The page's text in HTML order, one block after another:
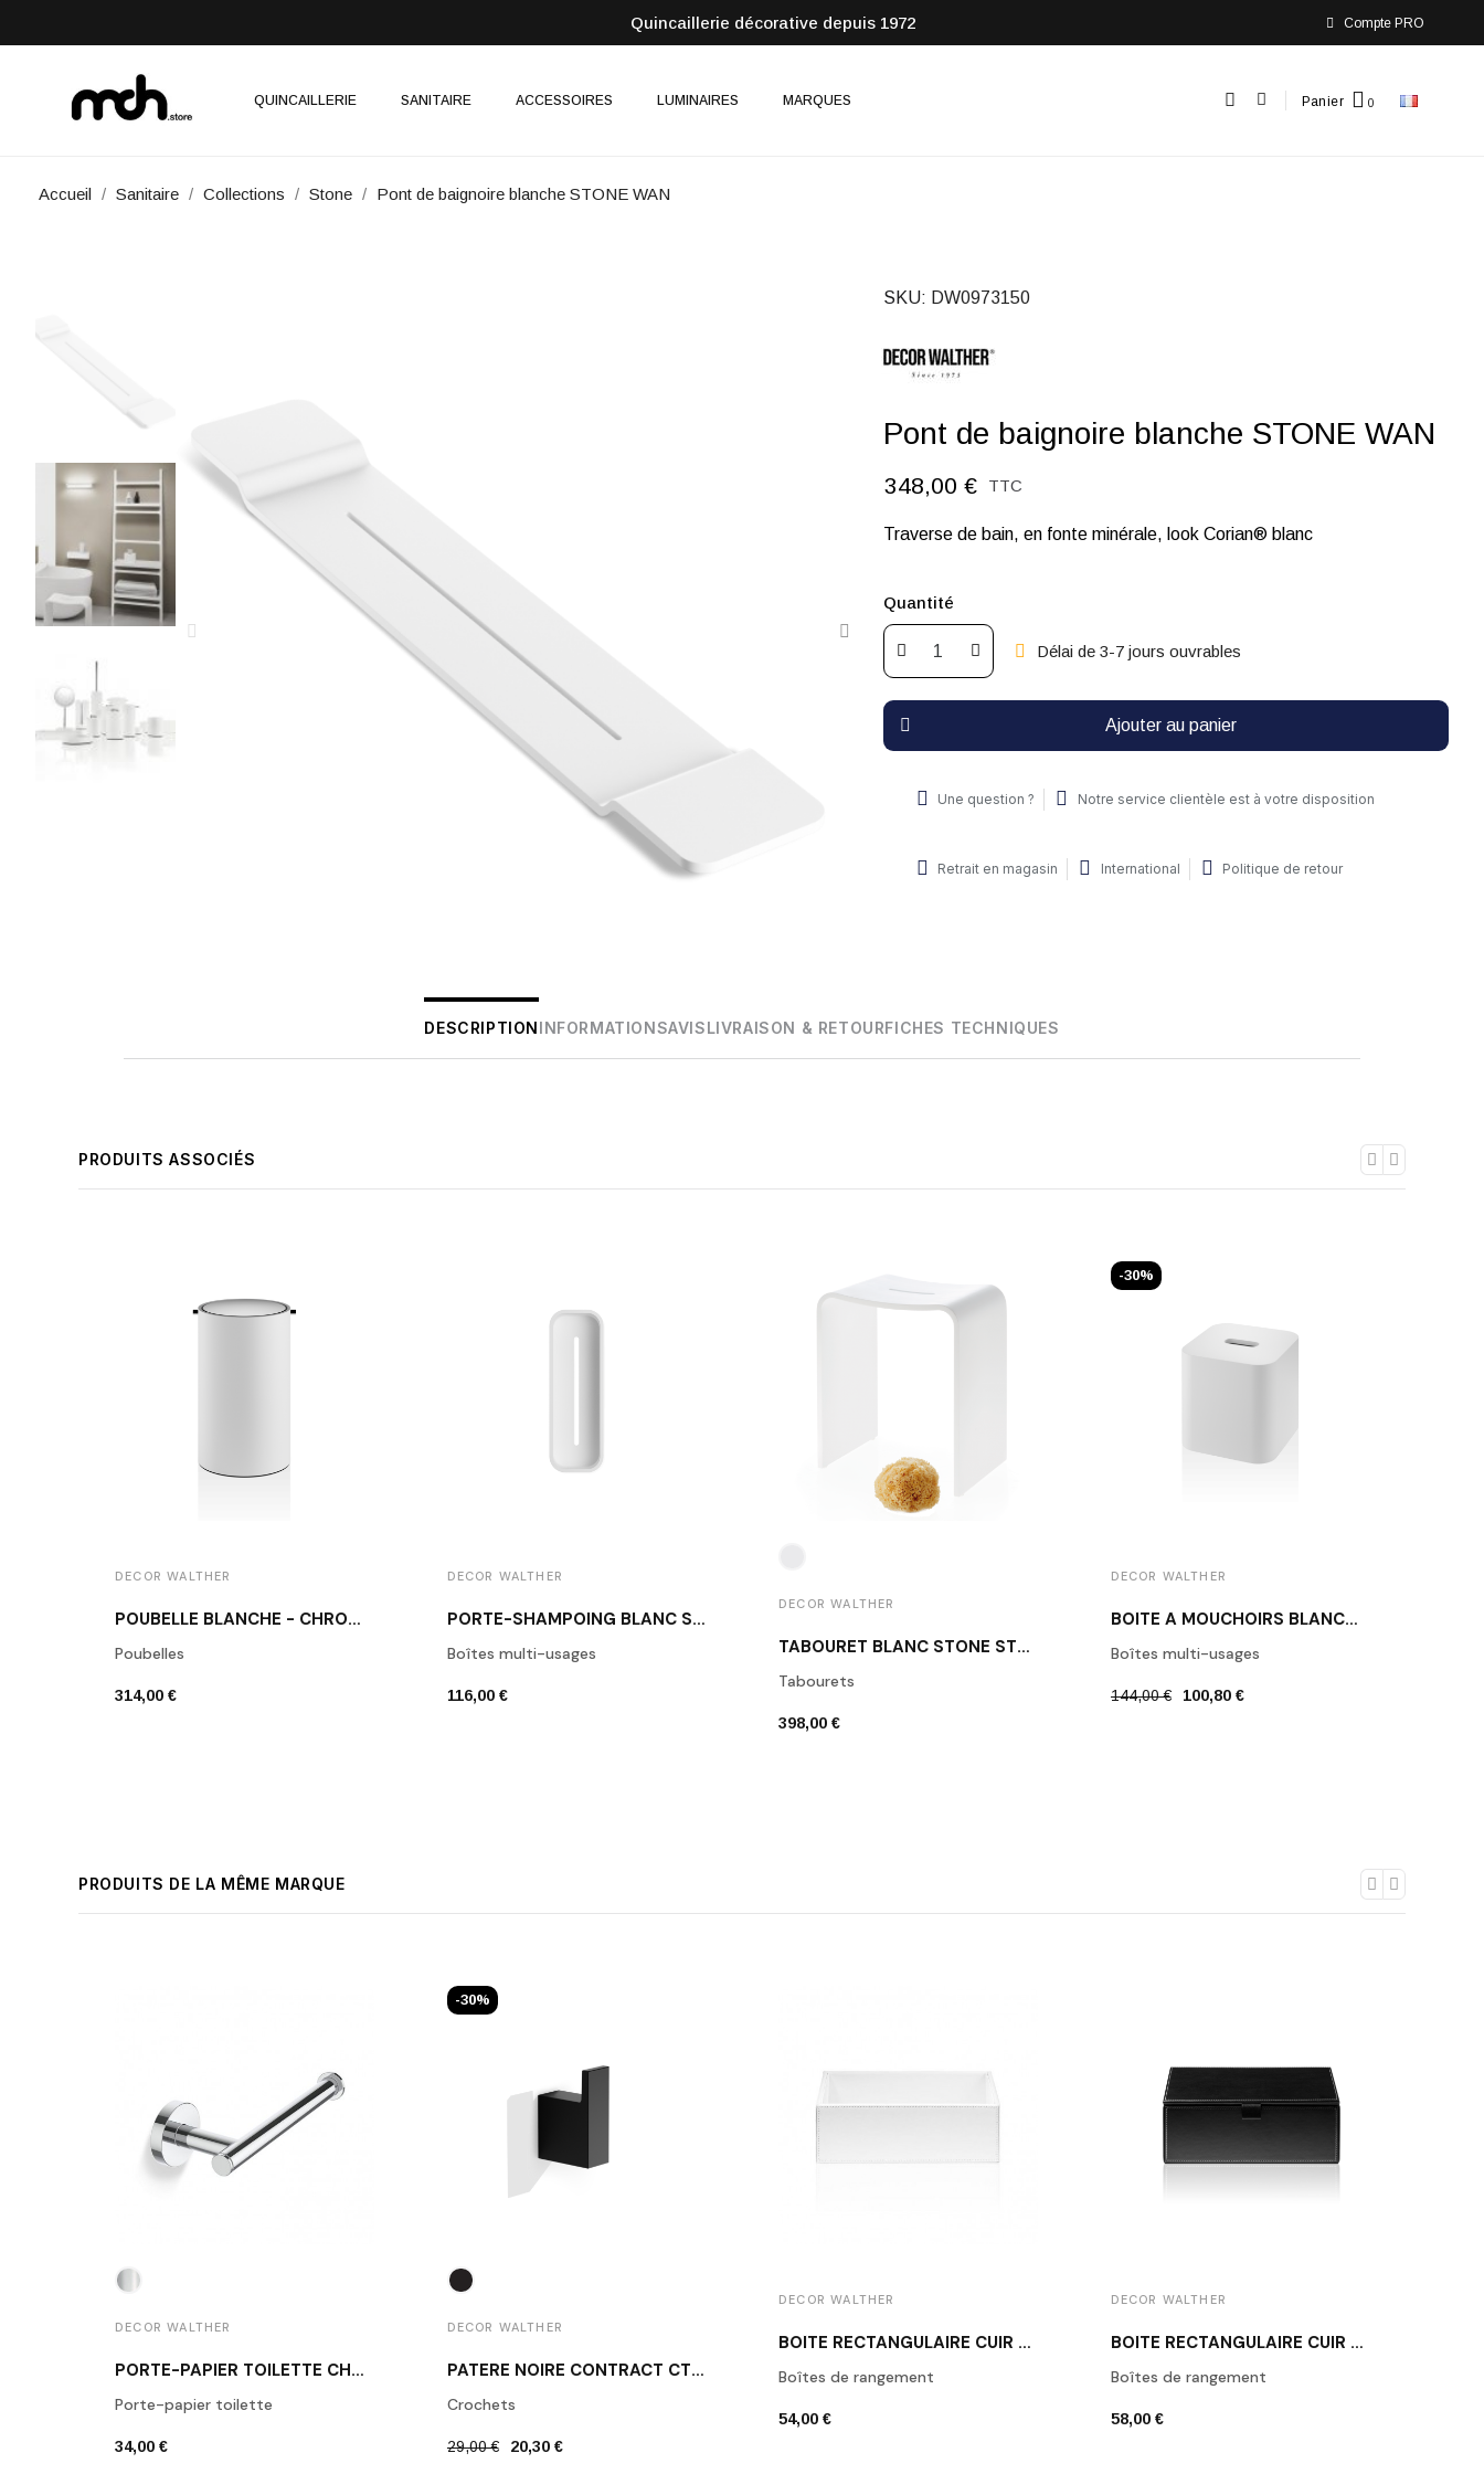
Quincaillerie décorative depuis 1972 Compte PRO
QUINCAILLERIE SANITAIRE ACCESSOIRES LUMINAIRES MARQUES Panier
Accueil Sanitaire Collections Stone Pont de baignoire blanche STONE WAN
SKU DW0973150
Pont de baignoire blanche STONE WAN
348,00 € TTC
Traverse de bain, en fonte minérale, look Corian® blanc
Quantité
Délai de 3-7 jours ouvrables
Ajouter au panier
Une question ? Notre service clientèle est à votre disposition
Retrait en magasin International Politique de retour
DESCRIPTIONINFORMATIONSAVISLIVRAISON & RETOURFICHES TECHNIQUES
PRODUITS ASSOCIÉS
DECOR WALTHER
POUBELLE BLANCHE - CHROME STONE BEMD
Poubelles
314,00 €
DECOR WALTHER
PORTE-SHAMPOING BLANC STONE SCT30
Boîtes multi-usages
116,00 €
DECOR WALTHER
TABOURET BLANC STONE STOOL
Tabourets
398,00 €
DECOR WALTHER
BOÎTE À MOUCHOIRS BLANCHE STONE KBQ
Boîtes multi-usages
144,00 € 100,80 €
-30%
PRODUITS DE LA MÊME MARQUE
DECOR WALTHER
PORTE-PAPIER TOILETTE CHROME POLI BA TPH1
Porte-papier toilette
34,00 €
DECOR WALTHER
PATÈRE NOIRE CONTRACT CT HAK1 DECOR WALTHER
Crochets
29,00 € 20,30 €
-30%
DECOR WALTHER
BOÎTE RECTANGULAIRE CUIR BLANC BROWNIE BOD2
Boîtes de rangement
54,00 €
DECOR WALTHER
BOÎTE RECTANGULAIRE CUIR NOIR BROWNIE BMD2
Boîtes de rangement
58,00 €